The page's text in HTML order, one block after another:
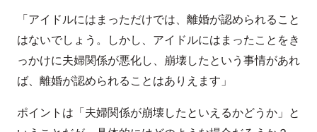
「アイドルにはまっただけでは、離婚が認められること
はないでしょう。しかし、アイドルにはまったことをき
っかけに夫婦関係が悪化し、崩壊したという事情があれ
ば、離婚が認められることはありえます」
ポイントは「夫婦関係が崩壊したといえるかどうか」と